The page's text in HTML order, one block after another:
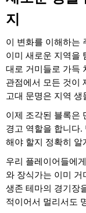
지
이 변화를 이해하는
이미 새로운 지역을
대로 거미들로 가득
관점에서 모든 것이
고대 문명은 지역
이제 조각된 블록은
경고 역할을 합니다
해야 할지 정확히 알
우리 플레이어들에
와 장식가는 이미 거
생존 테마의 경기장
적이어서 멀리서도